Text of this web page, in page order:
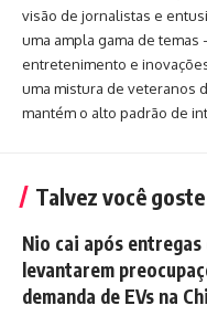
visão de jornalistas e
uma ampla gama de
entretenimento e
uma mistura de veteranos
mantém o alto padrão de
Talvez você goste
Nio cai após
levantarem
demanda de EVs na